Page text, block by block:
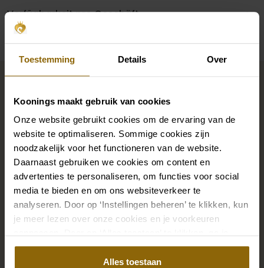
Toestemming Details Over
Koonings maakt gebruik van cookies
Onze website gebruikt cookies om de ervaring van de
website te optimaliseren. Sommige cookies zijn
noodzakelijk voor het functioneren van de website.
Daarnaast gebruiken we cookies om content en
advertenties te personaliseren, om functies voor social
media te bieden en om ons websiteverkeer te
analyseren. Door op ‘Instellingen beheren’ te klikken, kun
je meer lezen over onze cookies en je voorkeuren
akkoord met het gebruik van alle cookies.
Alles toestaan
Verfügbarkeit pro Geschäft
Vervollständigen Sie Ihren
Brautlook
Die perfekten Brautschuhe unter deinem
Hochzeitskleid, aber auch Ketten, Armbänder und
Ohrringe, die genau zu deinem Brautkleid passen, oder
ein wunderschöner Schleier, Haarband oder
Haarnadel für deine Brautfrisur: Dein Brautlook ist erst
mit passenden Accessoires komplett. In unserem
großen Accessoire-Shop mit Accessoires für Braut